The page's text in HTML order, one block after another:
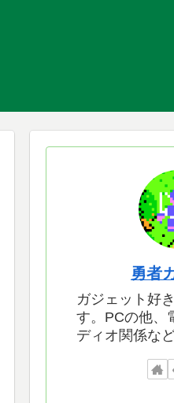
勇者
ガジェット好
す。PCの他、
ディオ関係な